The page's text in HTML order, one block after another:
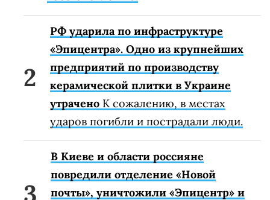
РФ ударила по инфраструктуре
«Эпицентра». Одно из крупнейших
предприятий по производству
керамической плитки в Украине
утрачено К сожалению, в местах
ударов погибли и пострадали люди.
В Киеве и области россияне
повредили отделение «Новой
почты», уничтожили «Эпицентр» и